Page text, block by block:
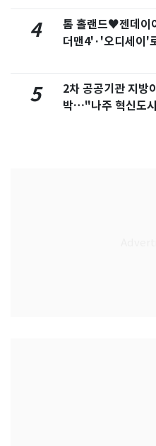
4
톰 홀랜드♥젠데이
더맨4'·'오디세이'
5
2차 공공기관 지방
박…"나주 혁신도